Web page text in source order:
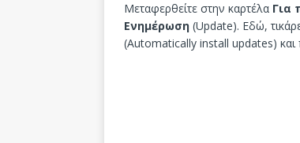
Μεταφερθείτε στην καρτέλα Για
Ενημέρωση (Update). Εδώ,
(Automatically install updates) και